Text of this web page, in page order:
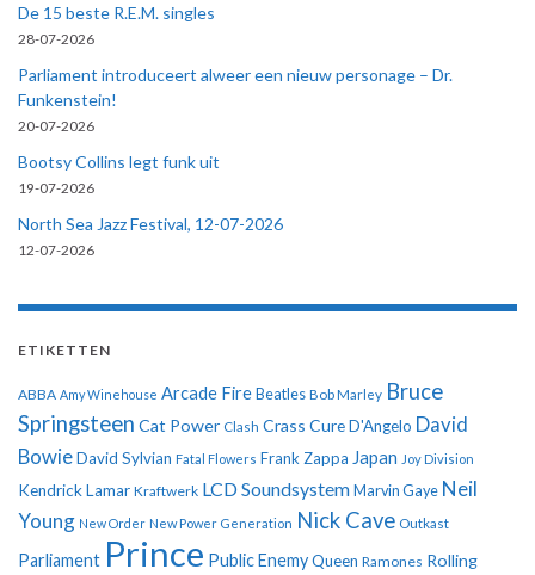
De 15 beste R.E.M. singles
28-07-2026
Parliament introduceert alweer een nieuw personage – Dr.
Funkenstein!
20-07-2026
Bootsy Collins legt funk uit
19-07-2026
North Sea Jazz Festival, 12-07-2026
12-07-2026
ETIKETTEN
ABBA Amy Winehouse Arcade Fire Beatles Bob Marley Bruce
Springsteen Cat Power Clash Crass CureD'Angelo David
BowieDavid Sylvian Fatal Flowers Frank Zappa Japan Joy Division
Kendrick Lamar Kraftwerk LCD Soundsystem Marvin Gaye Neil
Young New Order New Power Generation Nick Cave Outkast
Parliament Prince Public EnemyQueen Ramones Rolling